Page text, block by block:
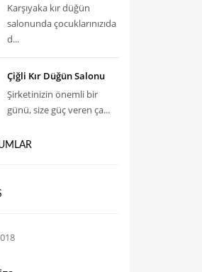
Karşıyaka kır düğün
salonunda çocuklarınızıda
d...
Çiğli Kır Düğün Salonu
Şirketinizin önemli bir
günü, size güç veren ça...